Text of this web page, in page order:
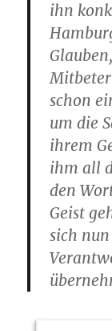
ihn
schon
um die
ihrem
ihm all
den
Geist
sich